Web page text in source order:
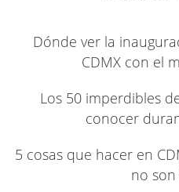
Dónde ver la
CDMX con el
Los 50 imperdibles
conocer
5 cosas que hacer en
no